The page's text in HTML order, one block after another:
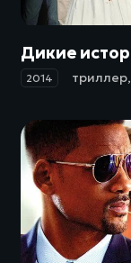
2014 триллер,